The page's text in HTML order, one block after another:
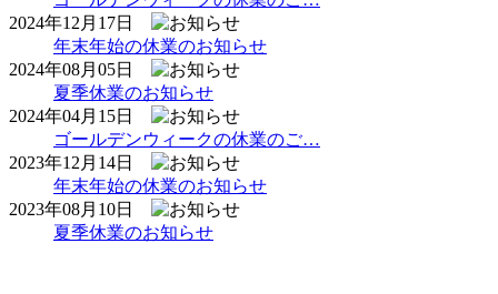
2024年12月17日
年末年始の休業のお知らせ
2024年08月05日
夏季休業のお知らせ
2024年04月15日
ゴールデンウィークの休業のご…
2023年12月14日
年末年始の休業のお知らせ
2023年08月10日
夏季休業のお知らせ